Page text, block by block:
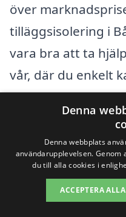
över
tilläggsisolering i
vara bra att ta
vår, där du enkelt
lokala
på isolering. På
informerat beslut
erbjudande som
behov.
Denna
Denna webbplats
användarupplevelsen.
du till alla cookies i
ACCEPTERA ALLA